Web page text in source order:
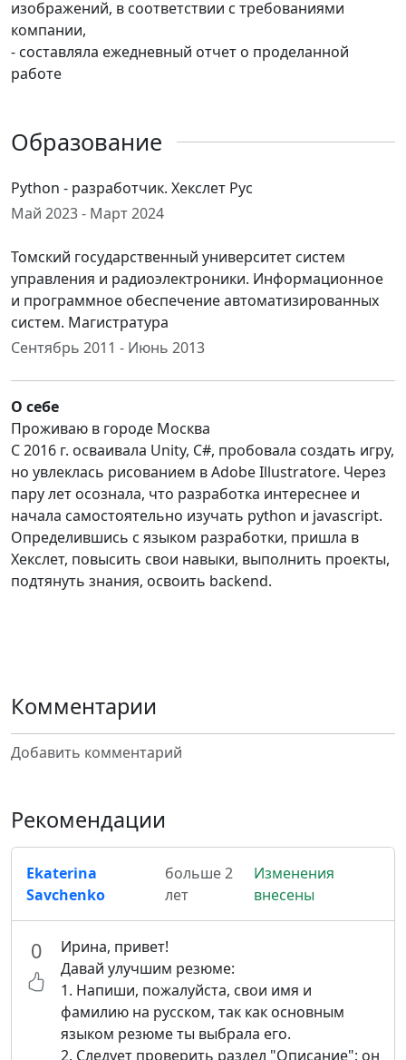
изображений, в соответствии с требованиями
компании,
- составляла ежедневный отчет о проделанной
работе
Образование
Python - разработчик. Хекслет Рус
Май 2023 - Март 2024
Томский государственный университет систем
управления и радиоэлектроники. Информационное
и программное обеспечение автоматизированных
систем. Магистратура
Сентябрь 2011 - Июнь 2013
О себе
Проживаю в городе Москва
С 2016 г. осваивала Unity, C#, пробовала создать игру,
но увлеклась рисованием в Adobe Illustratore. Через
пару лет осознала, что разработка интереснее и
начала самостоятельно изучать python и javascript.
Определившись с языком разработки, пришла в
Хекслет, повысить свои навыки, выполнить проекты,
подтянуть знания, освоить backend.
Комментарии
Добавить комментарий
Рекомендации
Ekaterina
Savchenko
больше 2
лет
Изменения
внесены
0
Ирина, привет!
Давай улучшим резюме:
1. Напиши, пожалуйста, свои имя и
фамилию на русском, так как основным
языком резюме ты выбрала его.
2. Следует проверить раздел "Описание": он